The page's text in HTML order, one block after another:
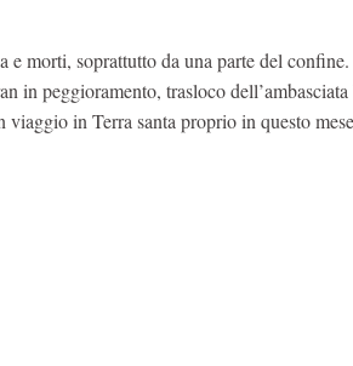
e morti, soprattutto da una parte del confine.
in peggioramento, trasloco
in Terra santa proprio in questo